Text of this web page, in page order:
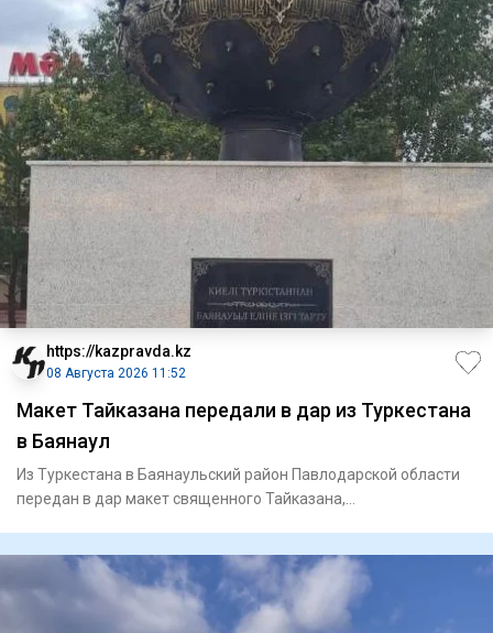
https://kazpravda.kz
08 Августа 2026 11:52
Макет Тайказана передали в дар из Туркестана
в Баянаул
Из Туркестана в Баянаульский район Павлодарской области
передан в дар макет священного Тайказана,